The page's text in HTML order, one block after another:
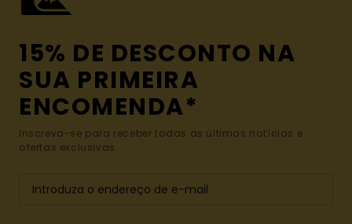
15% DE DESCONTO NA
SUA PRIMEIRA
ENCOMENDA*
Inscreva-se para receber todas as últimas notícias e
ofertas exclusivas.